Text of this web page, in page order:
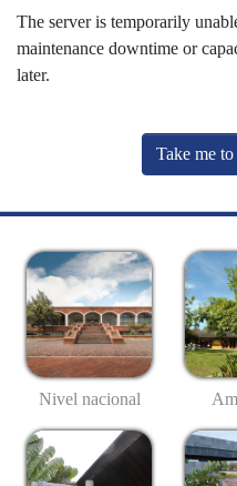
The server is temporarily
maintenance downtime or
later.
Take me
Nivel nacional